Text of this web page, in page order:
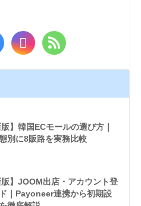
】韓国ECモールの選び方｜
別に8販路を実務比較
版】JOOM出店・アカウント登
｜Payoneer連携から初期設